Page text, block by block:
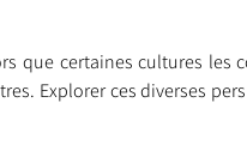
que certaines cultures les
Explorer ces diverses